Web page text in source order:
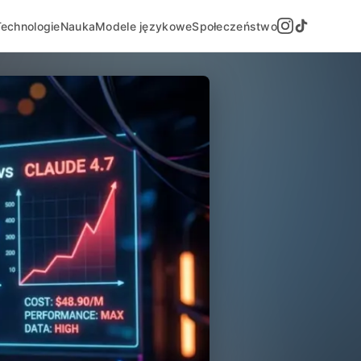
NaukaModele językoweSpołeczeństwo